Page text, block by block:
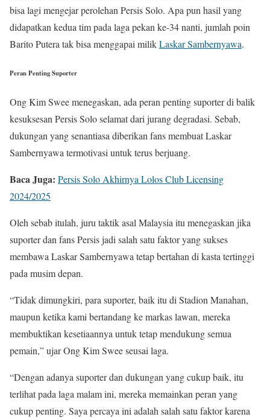
bisa lagi mengejar perolehan Persis Solo. Apa pun hasil yang
didapatkan kedua tim pada laga pekan ke-34 nanti, jumlah poin
Barito Putera tak bisa menggapai milikLaskar Sambernyawa.
Peran Penting Suporter
Ong Kim Swee menegaskan, ada peran penting suporter di balik
kesuksesan Persis Solo selamat dari jurang degradasi. Sebab,
dukungan yang senantiasa diberikan fans membuat Laskar
Sambernyawa termotivasi untuk terus berjuang.
Baca Juga: Persis Solo Akhirnya Lolos Club Licensing
2024/2025
Oleh sebab itulah, juru taktik asal Malaysia itu menegaskan jika
suporter dan fans Persis jadi salah satu faktor yang sukses
membawa Laskar Sambernyawa tetap bertahan di kasta tertinggi
pada musim depan.
“Tidak dimungkiri, para suporter, baik itu di Stadion Manahan,
maupun ketika kami bertandang ke markas lawan, mereka
membuktikan kesetiaannya untuk tetap mendukung semua
pemain,” ujar Ong Kim Swee seusai laga.
“Dengan adanya suporter dan dukungan yang cukup baik, itu
terlihat pada laga malam ini, mereka memainkan peran yang
cukup penting. Saya percaya ini adalah salah satu faktor karena